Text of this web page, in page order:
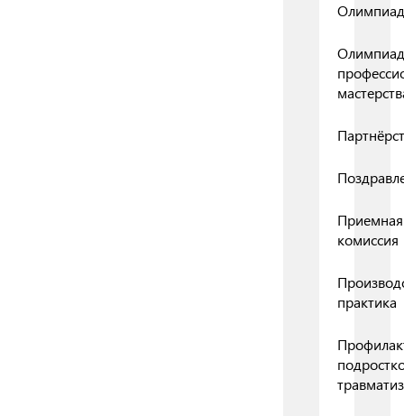
Приемная
комиссия
практика